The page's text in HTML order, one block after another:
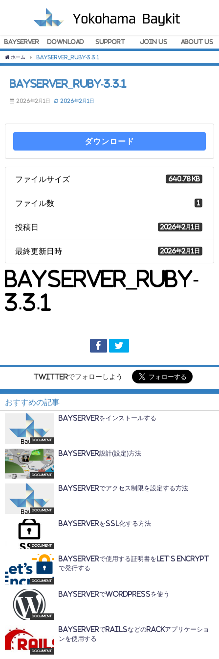
BayServer Download Support Join Us About Us
ホーム BayServer_Ruby-3.3.1
BayServer_Ruby-3.3.1
2026年2月1日 2026年2月1日
ダウンロード
ファイルサイズ 640.78 KB
ファイル数 1
投稿日 2026年2月1日
最終更新日時 2026年2月1日
BayServer_Ruby-
3.3.1
Twitterでフォローしよう
おすすめの記事
Document
BayServerをインストールする
Document
BayServer設計(設定)方法
Document
BayServerでアクセス制限を設定する方法
Document
BayServerをSSL化する方法
Document
BayServerで使用する証明書をLet’s Encrypt
で発行する
Document
BayServerでWordPressを使う
Document
BayServerでRailsなどのRackアプリケーショ
ンを使用する